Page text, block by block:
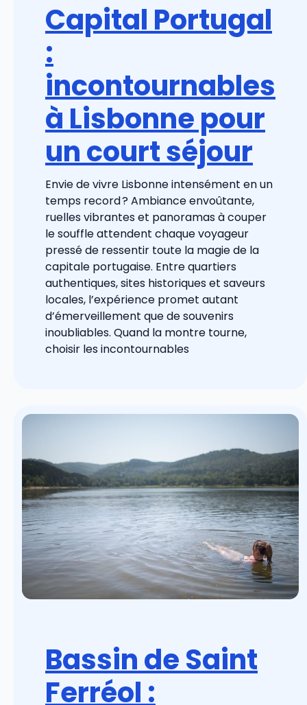
Capital Portugal
:
incontournables
à Lisbonne pour
un court séjour
Envie de vivre Lisbonne intensément en un
temps record ? Ambiance envoûtante,
ruelles vibrantes et panoramas à couper
le souffle attendent chaque voyageur
pressé de ressentir toute la magie de la
capitale portugaise. Entre quartiers
authentiques, sites historiques et saveurs
locales, l’expérience promet autant
d’émerveillement que de souvenirs
inoubliables. Quand la montre tourne,
choisir les incontournables
Bassin de Saint
Ferréol :